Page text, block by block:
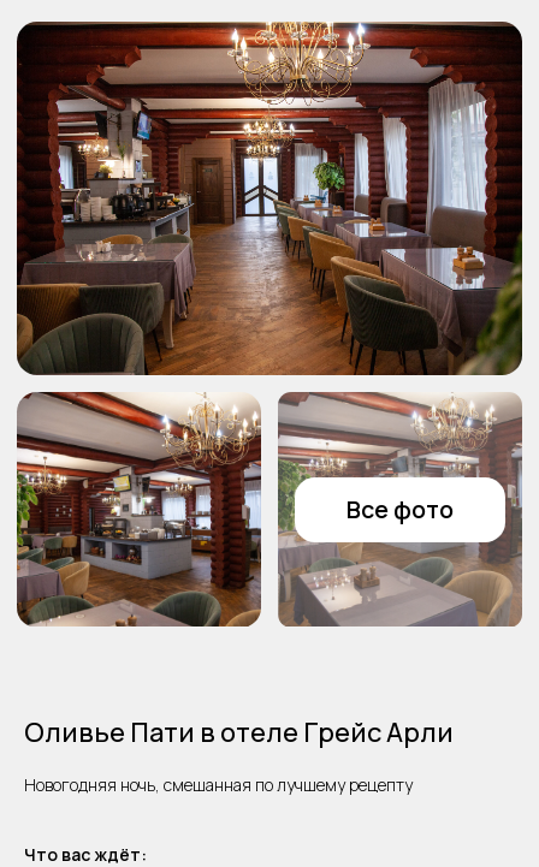
Оливье Пати в отеле Грейс Арли
Новогодняя ночь, смешанная по лучшему рецепту
Что вас ждёт: